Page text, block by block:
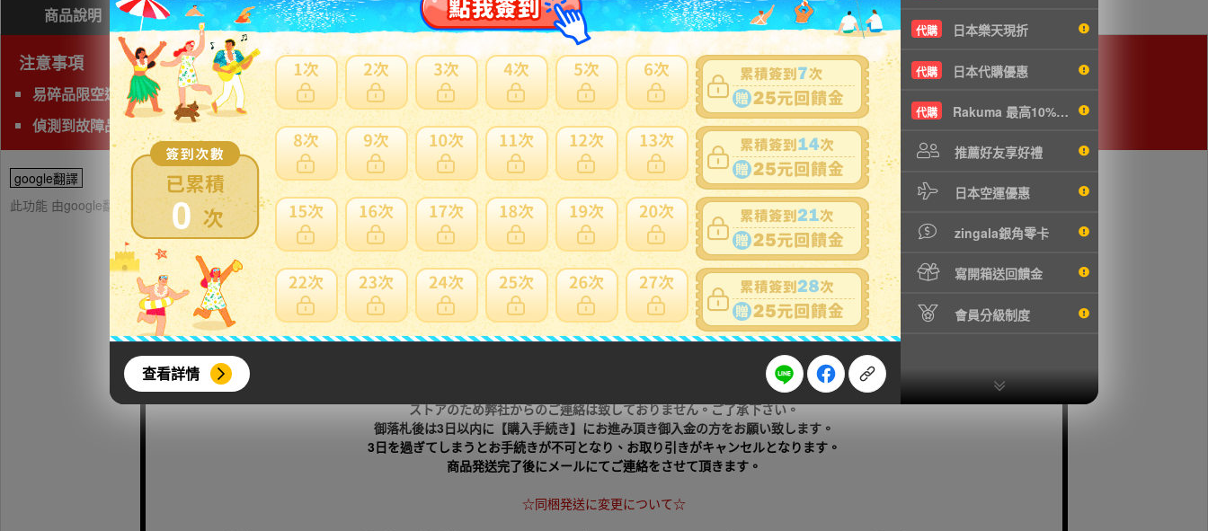
0
查看詳情
代購 日本樂天現折
代購 日本代購優惠
代購 Rakuma 最高10%現折
推薦好友享好禮
日本空運優惠
zingala銀角零卡
寫開箱送回饋金
會員分級制度
商品說明 問與答(0) 費用試算 問題商品反映流程
注意事項
易碎品限空運，非易碎品可使用海運。
偵測到故障品(垃圾品)、有照片及說明以外的問題，下標前注意
google翻譯
此功能 由google翻譯提供參考，樂淘不保證翻譯內容之正確性，詳細問題說明請使用商品問與答
商品説明
～商品説明文・注意事項・発送詳細に[同意]の上でのご入札をお願い致します～
商品御落札後にヤフオク！から落札メールが届き[出品者からのご連絡をお待ち下さい]と記載がありますが
ストアのため弊社からのご連絡は致しておりません。ご了承下さい。
御落札後は3日以内に【購入手続き】にお進み頂き御入金の方をお願い致します。
3日を過ぎてしまうとお手続きが不可となり、お取り引きがキャンセルとなります。
商品発送完了後にメールにてご連絡をさせて頂きます。
☆同梱発送に変更について☆